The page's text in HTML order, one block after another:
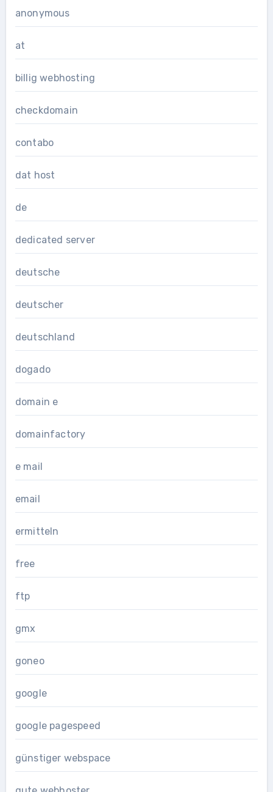
anonymous
at
billig webhosting
checkdomain
contabo
dat host
de
dedicated server
deutsche
deutscher
deutschland
dogado
domain e
domainfactory
e mail
email
ermitteln
free
ftp
gmx
goneo
google
google pagespeed
günstiger webspace